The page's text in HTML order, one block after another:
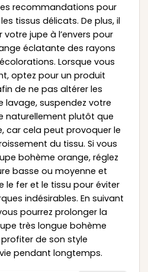
recommandations pour
tissus délicats. De plus, il
jupe à l’envers pour
éclatante des rayons
Lorsque vous
optez pour un produit
de ne pas altérer les
lavage, suspendez votre
naturellement plutôt que
car cela peut provoquer le
du tissu. Si vous
bohème orange, réglez
basse ou moyenne et
le fer et le tissu pour éviter
indésirables. En suivant
pourrez prolonger la
très longue bohème
de son style
pendant longtemps.